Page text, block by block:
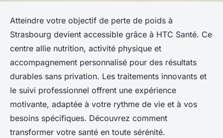
Atteindre votre objectif de perte de poids à
Strasbourg devient accessible grâce à HTC Santé. Ce
centre allie nutrition, activité physique et
accompagnement personnalisé pour des résultats
durables sans privation. Les traitements innovants et
le suivi professionnel offrent une expérience
motivante, adaptée à votre rythme de vie et à vos
besoins spécifiques. Découvrez comment
transformer votre santé en toute sérénité.